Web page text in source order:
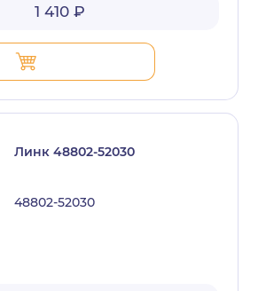
1 410 ₽
Линк 48802-52030
48802-52030